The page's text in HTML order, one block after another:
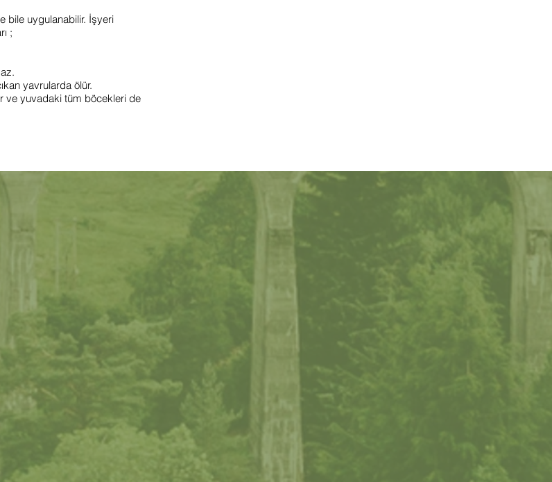
bile uygulanabilir. İşyeri
;
yavrularda ölür.
ve yuvadaki tüm böcekleri de